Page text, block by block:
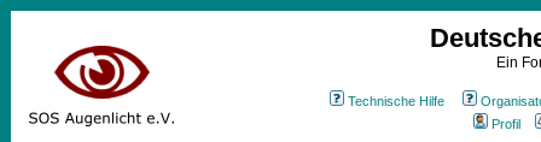
Ein
Technische Hilfe
Profil